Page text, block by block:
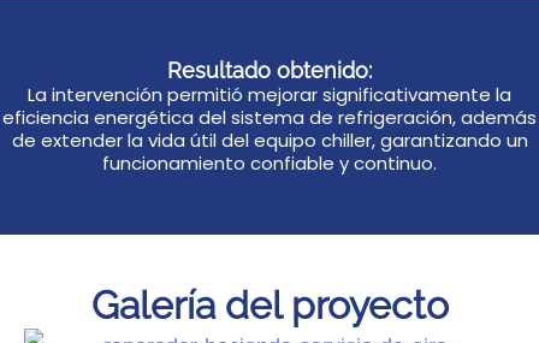
Resultado obtenido:
La intervención permitió mejorar significativamente la
eficiencia energética del sistema de refrigeración, además
de extender la vida útil del equipo chiller, garantizando un
funcionamiento confiable y continuo.
Galería del proyecto